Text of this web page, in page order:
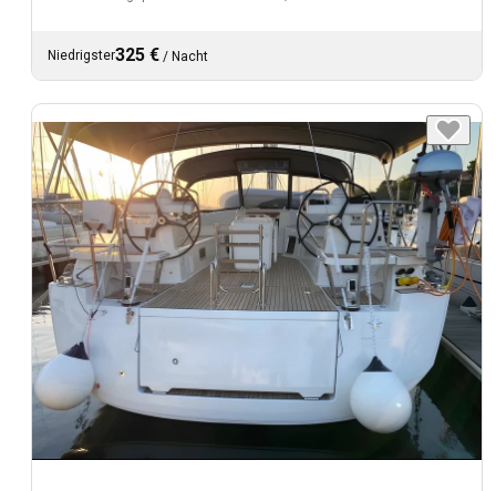
Niedrigster325 € / Nacht